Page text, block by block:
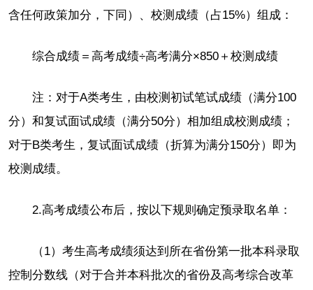
含任何政策加分，下同）、校测成绩（占15%）组成：
综合成绩＝高考成绩÷高考满分×850＋校测成绩
注：对于A类考生，由校测初试笔试成绩（满分100
分）和复试面试成绩（满分50分）相加组成校测成绩；
对于B类考生，复试面试成绩（折算为满分150分）即为
校测成绩。
2.高考成绩公布后，按以下规则确定预录取名单：
（1）考生高考成绩须达到所在省份第一批本科录取
控制分数线（对于合并本科批次的省份及高考综合改革